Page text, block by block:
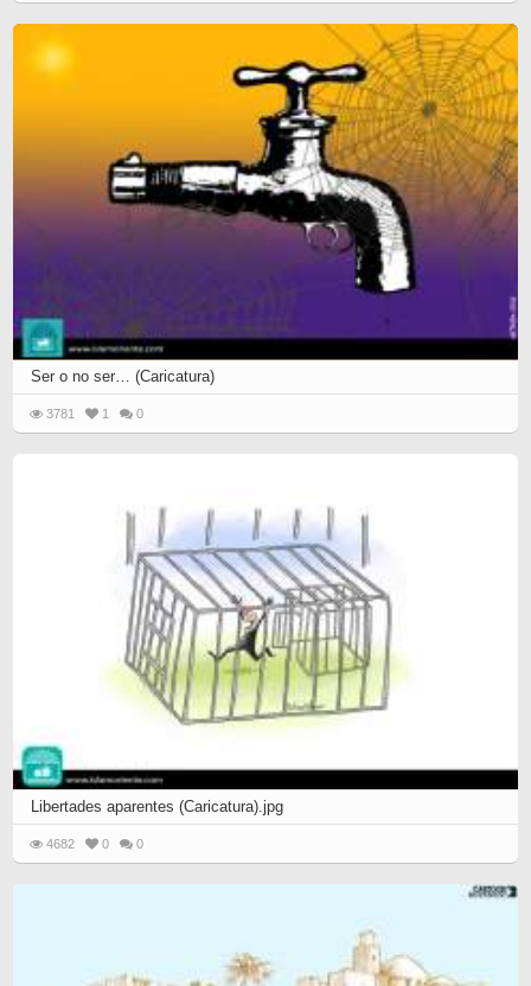
Ser o no ser… (Caricatura)
3781 1 0
Libertades aparentes (Caricatura).jpg
4682 0 0